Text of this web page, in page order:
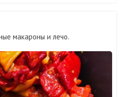
макароны и лечо.